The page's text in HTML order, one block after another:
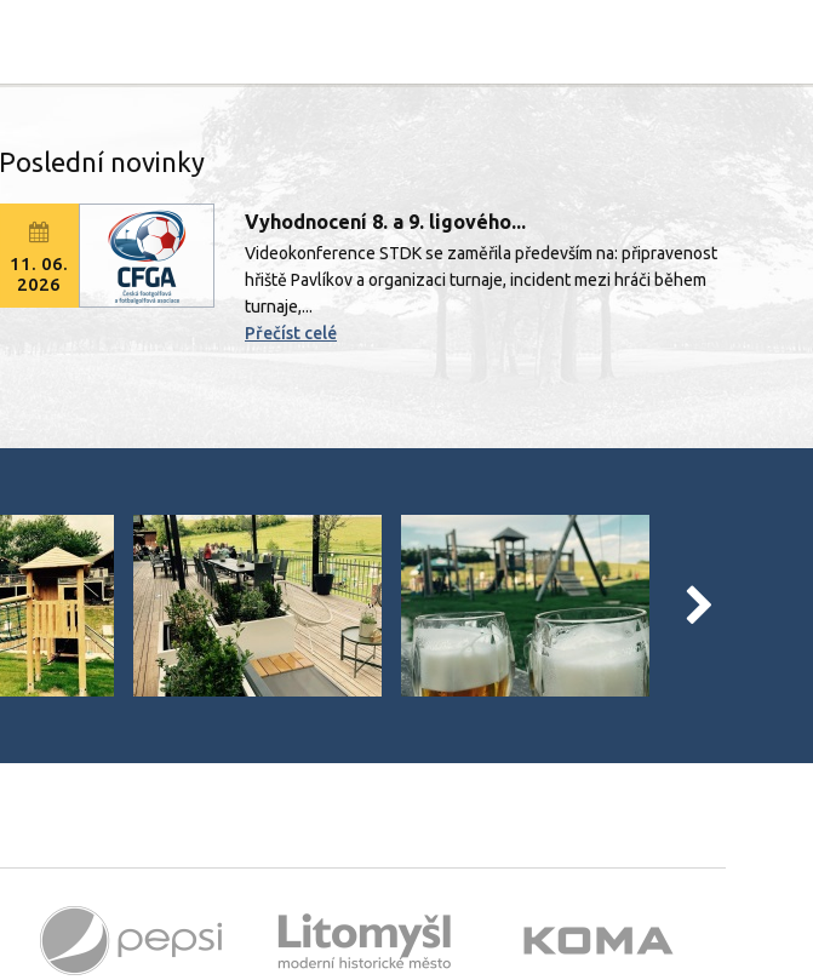
Poslední novinky
11. 06.
2026
Vyhodnocení 8. a 9. ligového...
Videokonference STDK se zaměřila především na: připravenost
hřiště Pavlíkov a organizaci turnaje, incident mezi hráči během
turnaje,...
Přečíst celé